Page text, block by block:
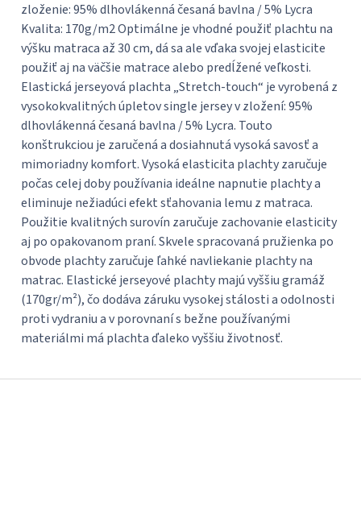
zloženie: 95% dlhovlákenná česaná bavlna / 5% Lycra
Kvalita: 170g/m2 Optimálne je vhodné použiť plachtu na
výšku matraca až 30 cm, dá sa ale vďaka svojej elasticite
použiť aj na väčšie matrace alebo predĺžené veľkosti.
Elastická jerseyová plachta „Stretch-touch“ je vyrobená z
vysokokvalitných úpletov single jersey v zložení: 95%
dlhovlákenná česaná bavlna / 5% Lycra. Touto
konštrukciou je zaručená a dosiahnutá vysoká savosť a
mimoriadny komfort. Vysoká elasticita plachty zaručuje
počas celej doby používania ideálne napnutie plachty a
eliminuje nežiadúci efekt sťahovania lemu z matraca.
Použitie kvalitných surovín zaručuje zachovanie elasticity
aj po opakovanom praní. Skvele spracovaná pružienka po
obvode plachty zaručuje ľahké navliekanie plachty na
matrac. Elastické jerseyové plachty majú vyššiu gramáž
(170gr/m²), čo dodáva záruku vysokej stálosti a odolnosti
proti vydraniu a v porovnaní s bežne používanými
materiálmi má plachta ďaleko vyššiu životnosť.